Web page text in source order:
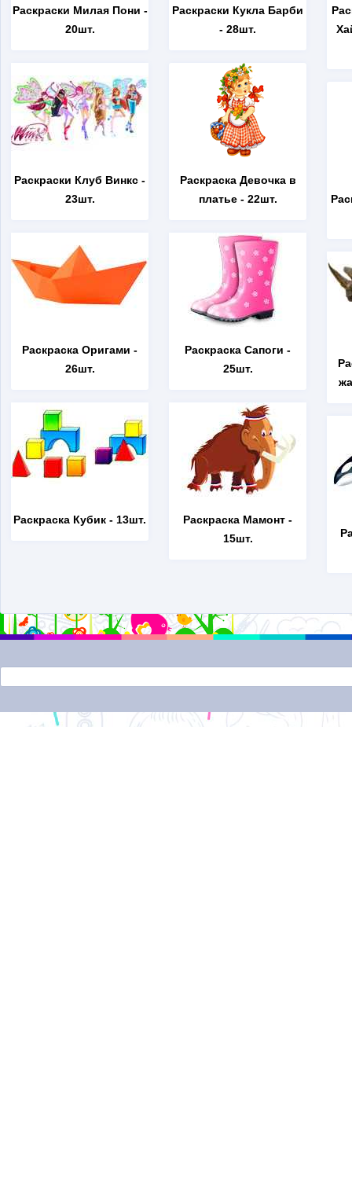
Раскраски Милая Пони -
20шт.
Раскраски Клуб Винкс -
23шт.
Раскраска Оригами -
26шт.
Раскраска Кубик - 13шт.
Раскраски Кукла Барби
- 28шт.
Раскраска Девочка в
платье- 22шт.
Раскраска Сапоги -
25шт.
Раскраска Мамонт -
15шт.